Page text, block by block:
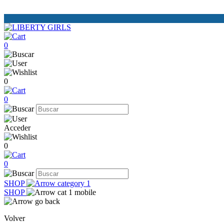
0
0
0
Acceder
0
0
SHOP
SHOP
Volver